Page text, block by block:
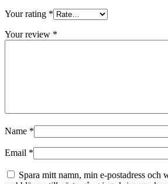
Your rating *
Your review *
Name *
Email *
Spara mitt namn, min e-postadress och